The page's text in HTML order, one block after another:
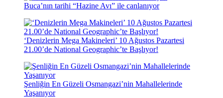
Buca’nın tarihi “Hazine Avı” ile canlanıyor
‘Denizlerin Mega Makineleri’ 10 Ağustos Pazartesi
21.00’de National Geographic’te Başlıyor!
Şenliğin En Güzeli Osmangazi’nin Mahallelerinde
Yaşanıyor